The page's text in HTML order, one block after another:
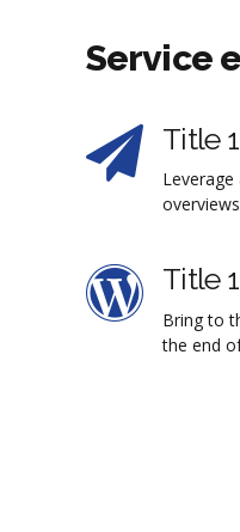
Service
Title 1
Title 1
Bring to
the end